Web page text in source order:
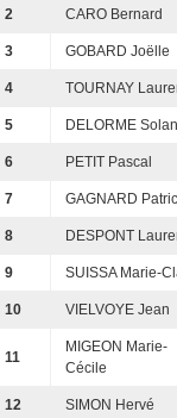
2 CARO Bernard
3 GOBARD Joëlle
4 TOURNAY
5 DELORME
6 PETIT Pascal
7 GAGNARD
8 DESPONT
9 SUISSA Marie-
10 VIELVOYE Jean
11
MIGEON Marie-
Cécile
12 SIMON Hervé